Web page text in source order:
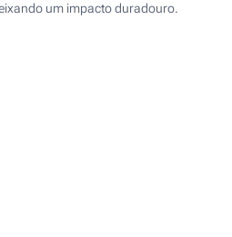
um impacto duradouro.